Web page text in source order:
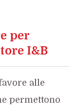
per
I&B
alle
permettono